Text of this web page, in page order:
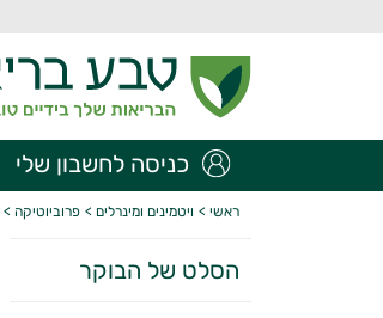
כניסה לחשבון שלי
ראשי > ויטמינים ומינרלים > פרוביוטיקה >
הסלט של הבוקר